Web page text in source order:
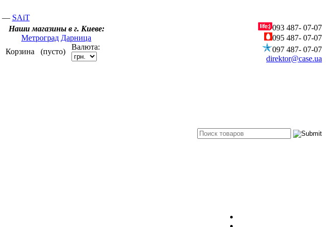
— SAiT
Наши магазины в г. Киеве:
Метроград Дарница
Корзина
(пусто)
Валюта:
093 487- 07-07
095 487- 07-07
097 487- 07-07
direktor@case.ua